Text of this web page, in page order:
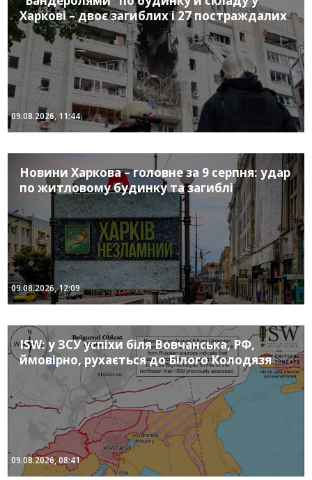
Харкові – двоє загиблих і 27 постраждалих
09.08.2026, 11:44
Новини Харкова – головне за 9 серпня: удар
по житловому будинку та загиблі
09.08.2026, 12:09
ISW: у ЗСУ успіхи біля Вовчанська, РФ,
ймовірно, рухається до Білого Колодязя
09.08.2026, 08:41